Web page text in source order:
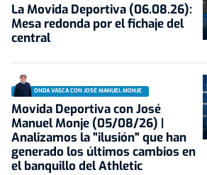
La Movida Deportiva (06.08.26):
Mesa redonda por el fichaje del
central
ONDA VASCA CON JOSÉ MANUEL MONJE
Movida Deportiva con José
Manuel Monje (05/08/26) |
Analizamos la "ilusión" que han
generado los últimos cambios en
el banquillo del Athletic